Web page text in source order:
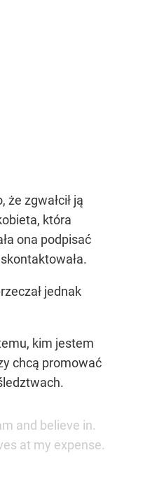
zgwałcił ją
która
ona podpisać
jednak
kim jestem
chcą promować
and believe in.
at my expense.